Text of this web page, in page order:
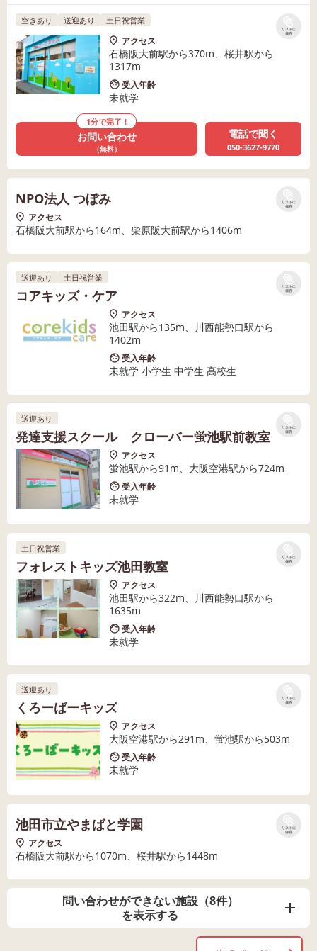
リストに
保存
空きあり 送迎あり 土日祝営業
アクセス
石橋阪大前駅から370m、桜井駅から
1317m
受入年齢
未就学
1分で完了！
お問い合わせ
（無料）
電話で聞く
050-3627-9770
リストに
保存
NPO法人 つぼみ
アクセス
石橋阪大前駅から164m、柴原阪大前駅から1406m
リストに
保存
送迎あり 土日祝営業
コアキッズ・ケア
アクセス
池田駅から135m、川西能勢口駅から
1402m
受入年齢
未就学 小学生 中学生 高校生
リストに
保存
送迎あり
発達支援スクール クローバー蛍池駅前教室
アクセス
蛍池駅から91m、大阪空港駅から724m
受入年齢
未就学
リストに
保存
土日祝営業
フォレストキッズ池田教室
アクセス
池田駅から322m、川西能勢口駅から
1635m
受入年齢
未就学
リストに
保存
送迎あり
くろーばーキッズ
アクセス
大阪空港駅から291m、蛍池駅から503m
受入年齢
未就学
リストに
保存
池田市立やまばと学園
アクセス
石橋阪大前駅から1070m、桜井駅から1448m
問い合わせができない施設（8件）
を表示する